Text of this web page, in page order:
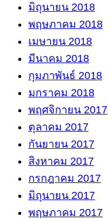
มิถุนายน 2018
พฤษภาคม 2018
เมษายน 2018
มีนาคม 2018
กุมภาพันธ์ 2018
มกราคม 2018
พฤศจิกายน 2017
ตุลาคม 2017
กันยายน 2017
สิงหาคม 2017
กรกฎาคม 2017
มิถุนายน 2017
พฤษภาคม 2017